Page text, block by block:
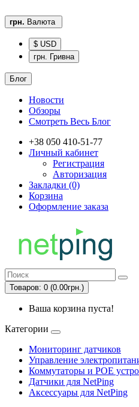
грн. Валюта
$ USD
грн. Гривна
Блог
Новости
Обзоры
Смотреть Весь Блог
+38 050 410-51-77
Личный кабинет
Регистрация
Авторизация
Закладки (0)
Корзина
Оформление заказа
Товаров: 0 (0.00грн.)
Ваша корзина пуста!
Категории
Мониторинг датчиков
Управление
Коммутаторы и POE
Датчики для NetPing
Аксессуары для NetPing